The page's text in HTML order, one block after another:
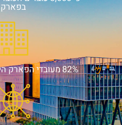
בפארק
82% מעובדי הפארק הינם תושבי הנגב